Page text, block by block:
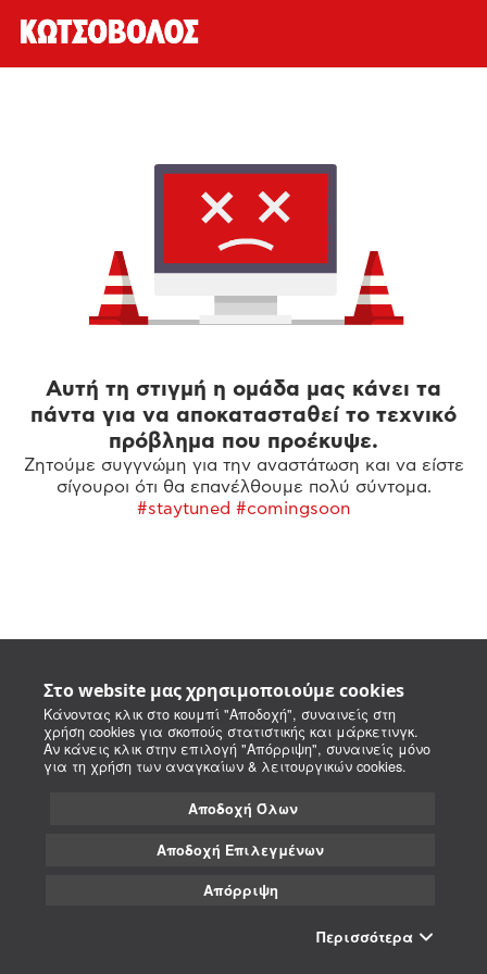
Στο website μας χρησιμοποιούμε cookies
Κάνοντας κλικ στο κουμπί "Αποδοχή", συναινείς στη
χρήση cookies για σκοπούς στατιστικής και μάρκετινγκ.
Αν κάνεις κλικ στην επιλογή "Απόρριψη", συναινείς μόνο
για τη χρήση των αναγκαίων & λειτουργικών cookies.
Αποδοχή Όλων
Αποδοχή Επιλεγμένων
Απόρριψη
Περισσότερα
Αυτή τη στιγμή η ομάδα μας κάνει τα
πάντα για να αποκατασταθεί το τεχνικό
πρόβλημα που προέκυψε.
Ζητούμε συγγνώμη για την αναστάτωση και να είστε
σίγουροι ότι θα επανέλθουμε πολύ σύντομα.
#staytuned #comingsoon